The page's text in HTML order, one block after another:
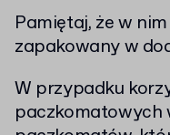
Pamiętaj, że w
zapakowany w
W przypadku
paczkomatowych